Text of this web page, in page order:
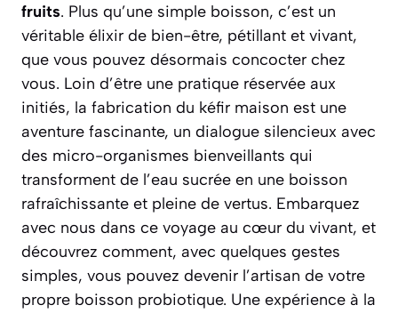
fruits. Plus qu’une simple boisson, c’est un
véritable élixir de bien-être, pétillant et vivant,
que vous pouvez désormais concocter chez
vous. Loin d’être une pratique réservée aux
initiés, la fabrication du kéfir maison est une
aventure fascinante, un dialogue silencieux avec
des micro-organismes bienveillants qui
transforment de l’eau sucrée en une boisson
rafraîchissante et pleine de vertus. Embarquez
avec nous dans ce voyage au cœur du vivant, et
découvrez comment, avec quelques gestes
simples, vous pouvez devenir l’artisan de votre
propre boisson probiotique. Une expérience à la